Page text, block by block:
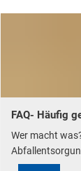
FAQ- Häufig
Wer macht